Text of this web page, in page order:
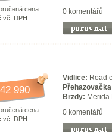
cena
vč. DPH
0 komentářů
42 990
cena
vč. DPH
Vidlice: Road
Brzdy: Merida
0 komentářů